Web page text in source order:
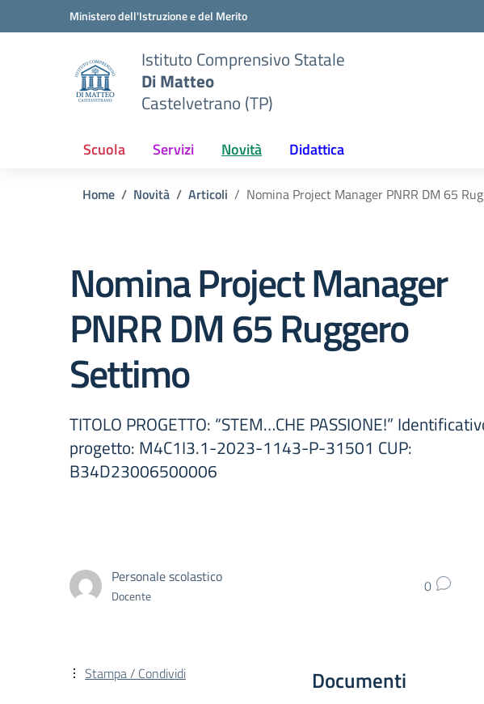
Vai ai contenuti
Vai al menu di navigazioneMinistero dell'Istruzione e del Merito
Istituto Comprensivo Statale
Di Matteo
Castelvetrano (TP)
Scuola Servizi Novità Didattica
Home Novità Articoli Nomina Project Manager PNRR DM 65
Nomina Project Manager
PNRR DM 65 Ruggero
Settimo
TITOLO PROGETTO: “STEM…CHE PASSIONE!”
progetto: M4C1I3.1-2023-1143-P-31501 CUP:
B34D23006500006
Personale scolastico
Docente 0
Documenti
Stampa / Condividi